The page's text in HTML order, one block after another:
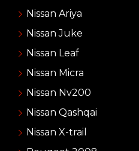
Nissan Ariya
Nissan Juke
Nissan Leaf
Nissan Micra
Nissan Nv200
Nissan Qashqai
Nissan X-trail